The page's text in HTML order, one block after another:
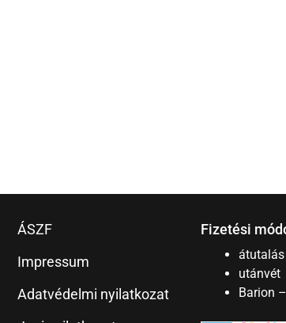
ÁSZF
Impressum
Adatvédelmi nyilatkozat
Fizetési
átutalás
utánvét
Barion